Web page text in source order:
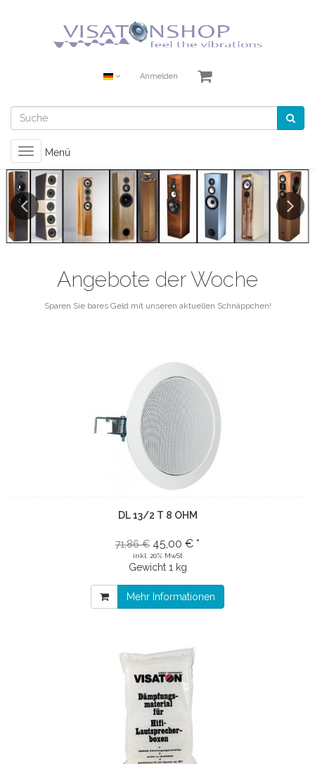
Anmelden
Toggle
navigation
Menü
Previous Next
Angebote der Woche
Sparen Sie bares Geld mit unseren aktuellen Schnäppchen!
DL 13/2 T 8 OHM
71,86 € 45,00 € *
inkl. 20% MwSt
Gewicht 1 kg
Mehr Informationen